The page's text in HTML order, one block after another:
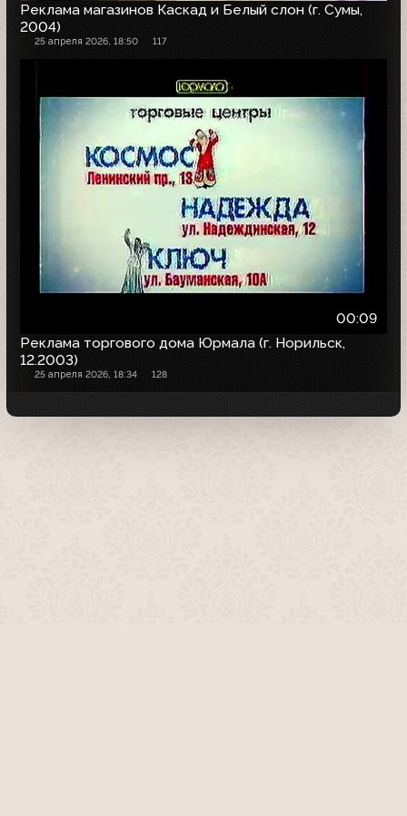
Реклама магазинов Каскад и Белый слон (г. Сумы,
2004)
25 апреля 2026, 18:50 117
00:09
Реклама торгового дома Юрмала (г. Норильск,
12.2003)
25 апреля 2026, 18:34 128